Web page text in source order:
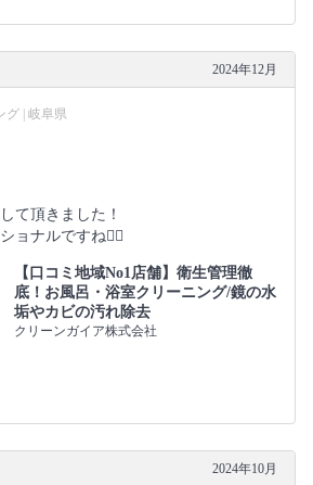
2024年12月
グ | 岐阜県
て頂きました！
ョナルですね👍🏻
【口コミ地域No1店舗】衛生管理徹
底！お風呂・浴室クリーニング/鏡の水
垢やカビの汚れ除去
クリーンガイア株式会社
2024年10月